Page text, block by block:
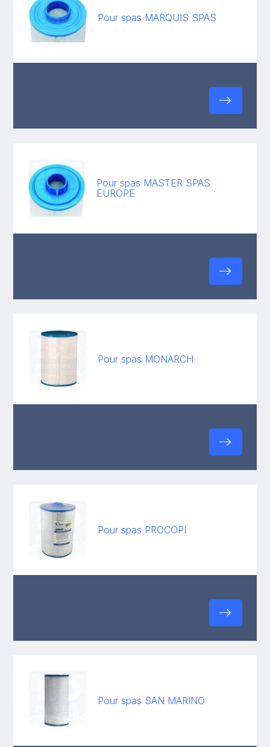
Pour spas MARQUIS SPAS
Pour spas MASTER SPAS
EUROPE
Pour spas MONARCH
Pour spas PROCOPI
Pour spas SAN MARINO